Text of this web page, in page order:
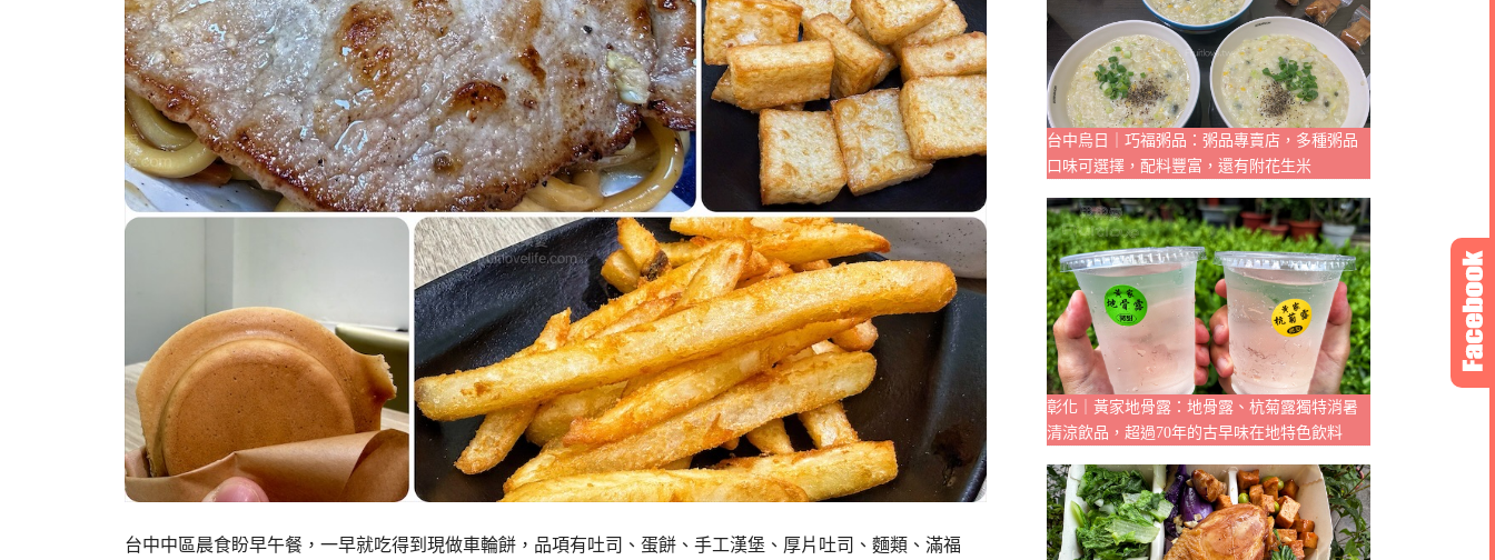
台中中區晨食盼早午餐，一早就吃得到現做車輪餅，品項有吐司、蛋餅、手工漢堡、厚片吐司、麵類、滿福
台中烏日｜巧福粥品：粥品專賣店，多種粥品
口味可選擇，配料豐富，還有附花生米
彰化｜黃家地骨露：地骨露、杭菊露獨特消暑
清涼飲品，超過70年的古早味在地特色飲料